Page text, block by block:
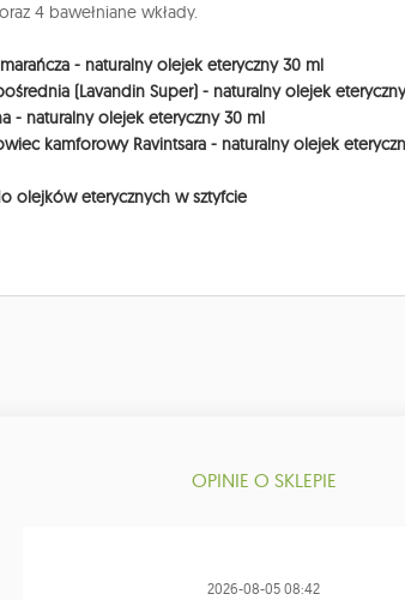
4 bawełniane wkłady.
- naturalny olejek eteryczny 30 ml
(Lavandin Super) - naturalny olejek
- naturalny olejek eteryczny 30 ml
kamforowy Ravintsara - naturalny olejek
olejków eterycznych w sztyfcie
OPINIE O SKLEPIE
2026-08-05 08:42